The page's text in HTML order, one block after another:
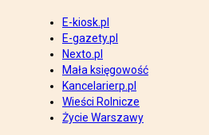
E-kiosk.pl
E-gazety.pl
Nexto.pl
Mała księgowość
Kancelarierp.pl
Wieści Rolnicze
Życie Warszawy